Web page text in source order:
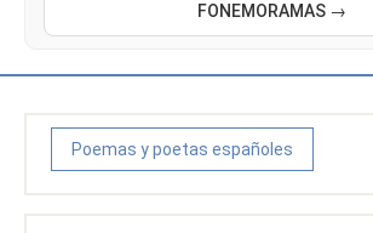
FONEMORAMAS →
Poemas y poetas españoles